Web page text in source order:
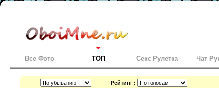
Все Фото ТОП Секс Рулетка Чат
Рейтинг :